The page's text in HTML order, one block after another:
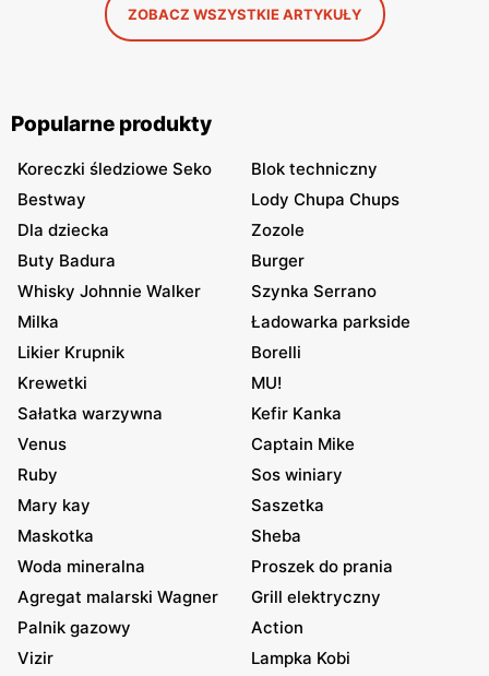
ZOBACZ WSZYSTKIE ARTYKUŁY
Popularne produkty
Koreczki śledziowe Seko
Blok techniczny
Bestway
Lody Chupa Chups
Dla dziecka
Zozole
Buty Badura
Burger
Whisky Johnnie Walker
Szynka Serrano
Milka
Ładowarka parkside
Likier Krupnik
Borelli
Krewetki
MU!
Sałatka warzywna
Kefir Kanka
Venus
Captain Mike
Ruby
Sos winiary
Mary kay
Saszetka
Maskotka
Sheba
Woda mineralna
Proszek do prania
Agregat malarski Wagner
Grill elektryczny
Palnik gazowy
Action
Vizir
Lampka Kobi